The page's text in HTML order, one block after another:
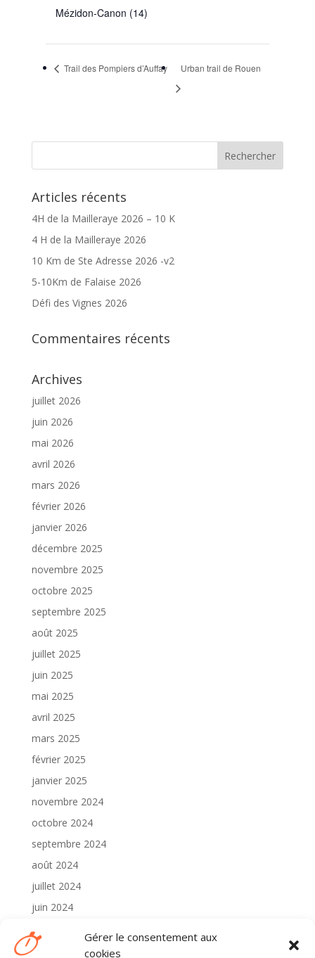
Gérer le consentement aux
cookies
Mézidon-Canon (14)
Trail des Pompiers d’Auffay Urban trail de Rouen
Articles récents
4H de la Mailleraye 2026 – 10 K
4 H de la Mailleraye 2026
10 Km de Ste Adresse 2026 -v2
5-10Km de Falaise 2026
Défi des Vignes 2026
Commentaires récents
Archives
juillet 2026
juin 2026
mai 2026
avril 2026
mars 2026
février 2026
janvier 2026
décembre 2025
novembre 2025
octobre 2025
septembre 2025
août 2025
juillet 2025
juin 2025
mai 2025
avril 2025
mars 2025
février 2025
janvier 2025
novembre 2024
octobre 2024
septembre 2024
août 2024
juillet 2024
juin 2024
mai 2024
avril 2024